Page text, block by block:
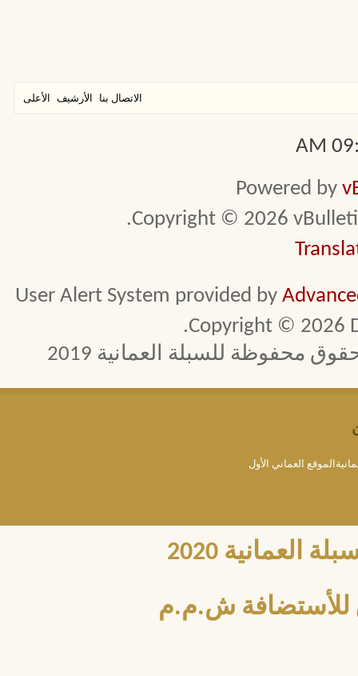
الاتصال بنا الأرشيف الأعلى
Powered by
Copyright © 2026
User Alert System provided by
Copyright © 2026
محفوظة للسبلة العمانية 2019
العماني الأول
2020
للأستضافة ش.م.م